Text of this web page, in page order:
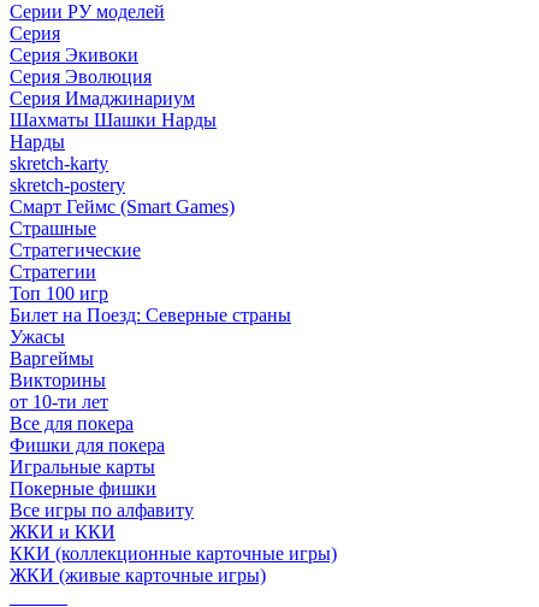
Серии РУ моделей
Серия
Серия Экивоки
Серия Эволюция
Серия Имаджинариум
Шахматы Шашки Нарды
Нарды
skretch-karty
skretch-postery
Смарт Геймс (Smart Games)
Страшные
Стратегические
Стратегии
Топ 100 игр
Билет на Поезд: Северные страны
Ужасы
Варгеймы
Викторины
от 10-ти лет
Все для покера
Фишки для покера
Игральные карты
Покерные фишки
Все игры по алфавиту
ЖКИ и ККИ
ККИ (коллекционные карточные игры)
ЖКИ (живые карточные игры)